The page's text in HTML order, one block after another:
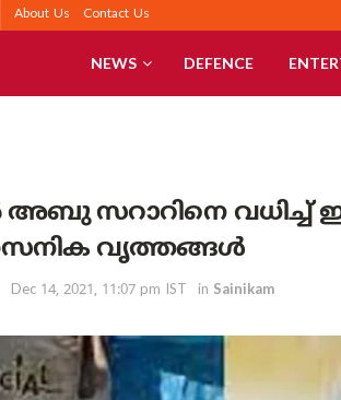
About Us Contact Us
NEWS DEFENCE
അബു സറാറിനെ വധിച്ച്
വൃത്തങ്ങൾ
Dec 14, 2021, 11:07 pm IST in Sainikam